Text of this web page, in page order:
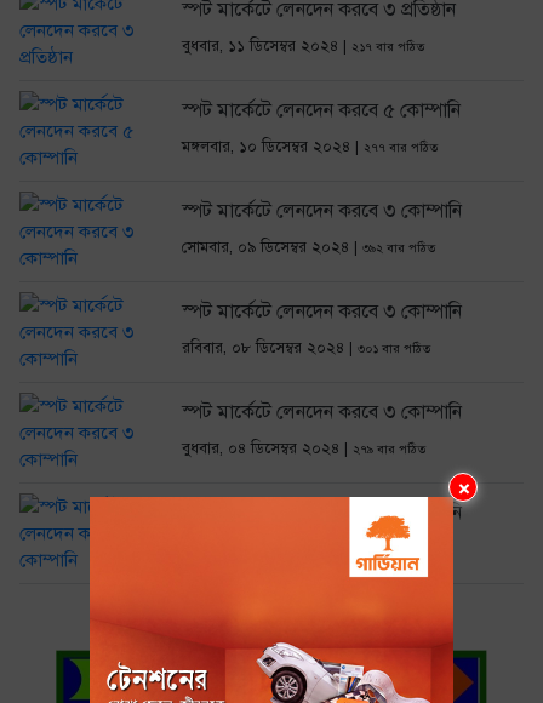
×
স্পট মার্কেটে লেনদেন করবে ৩ প্রতিষ্ঠান
বুধবার, ১১ ডিসেম্বর ২০২৪ | ২১৭ বার পঠিত
স্পট মার্কেটে লেনদেন করবে ৫ কোম্পানি
মঙ্গলবার, ১০ ডিসেম্বর ২০২৪ | ২৭৭ বার পঠিত
স্পট মার্কেটে লেনদেন করবে ৩ কোম্পানি
সোমবার, ০৯ ডিসেম্বর ২০২৪ | ৩৯২ বার পঠিত
স্পট মার্কেটে লেনদেন করবে ৩ কোম্পানি
রবিবার, ০৮ ডিসেম্বর ২০২৪ | ৩০১ বার পঠিত
স্পট মার্কেটে লেনদেন করবে ৩ কোম্পানি
বুধবার, ০৪ ডিসেম্বর ২০২৪ | ২৭৯ বার পঠিত
স্পট মার্কেটে লেনদেন করবে ৩ কোম্পানি
২০৯ বার পঠিত